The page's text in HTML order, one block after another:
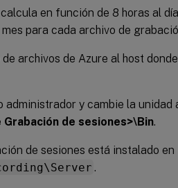
en función de 8 horas al
para cada archivo de
archivos de Azure al host
administrador y cambie la unidad
de sesiones>\Bin.
de sesiones está instalado en
.